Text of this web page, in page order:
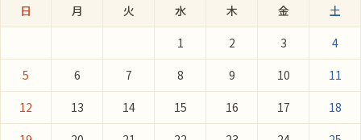
日 月 火 水 木 金
土
1
2 3
4
5
6 7 8 9 10
11
12
13 14 15 16 17
18